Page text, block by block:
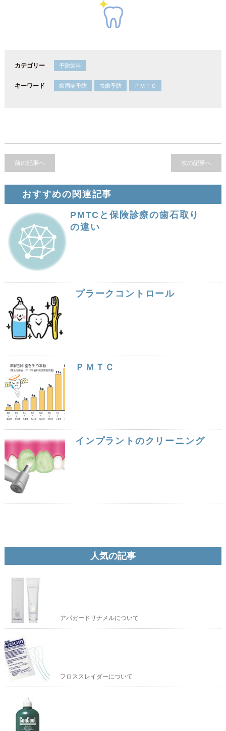
カテゴリー 予防歯科
キーワード 歯周病予防 虫歯予防 ＰＭＴＣ
前の記事へ 次の記事へ
おすすめの関連記事
PMTCと保険診療の歯石取り
の違い
プラークコントロール
ＰＭＴＣ
インプラントのクリーニング
人気の記事
アパガードリナメルについて
フロススレイダーについて